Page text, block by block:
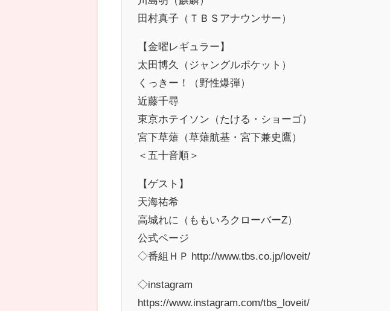
田村真子（ＴＢＳアナウンサー）
【金曜レギュラー】
太田博久（ジャングルポケット）
くっきー！（野性爆弾）
近藤千尋
東京ホテイソン（たける・ショーゴ）
宮下草薙（草薙航基・宮下兼史鷹）
＜五十音順＞
【ゲスト】
天海祐希
高城れに（ももいろクローバーZ）
公式ページ
◇番組ＨＰ http://www.tbs.co.jp/loveit/
◇instagram
https://www.instagram.com/tbs_loveit/